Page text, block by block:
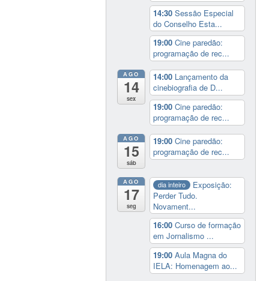
14:30Sessão Especial
do Conselho Esta...
19:00Cine paredão:
programação de rec...
AGO
14
sex
14:00 Lançamento da
cinebiografia de D...
19:00Cine paredão:
programação de rec...
AGO
15
sáb
19:00Cine paredão:
programação de rec...
AGO
17
seg
dia inteiro
Exposição:
Perder Tudo.
Novament...
16:00Curso de formação
em Jornalismo ...
19:00Aula Magna do
IELA: Homenagem ao...